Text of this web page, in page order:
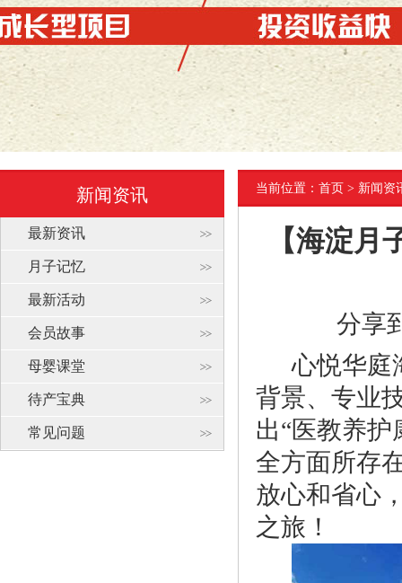
新闻资讯
最新资讯
月子记忆
最新活动
会员故事
母婴课堂
待产宝典
常见问题
当前位置： 首页 > 新闻资
【海淀
分享
心悦华庭
背景、专业
出“医教养护
全方面所存
放心和省心
之旅！